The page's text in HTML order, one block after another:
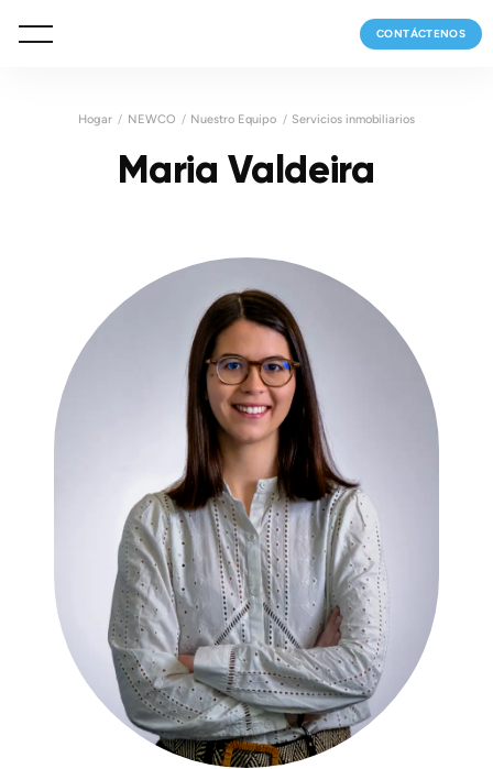
CONTÁCTENOS
Hogar NEWCO Nuestro Equipo Servicios inmobiliarios
Maria Valdeira